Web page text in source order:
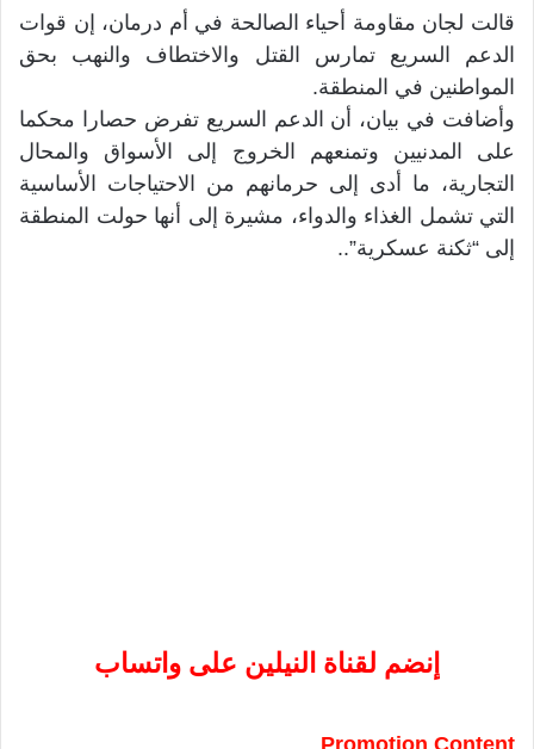
قالت لجان مقاومة أحياء الصالحة في أم درمان، إن قوات
الدعم السريع تمارس القتل والاختطاف والنهب بحق
المواطنين في المنطقة.
وأضافت في بيان، أن الدعم السريع تفرض حصارا محكما
على المدنيين وتمنعهم الخروج إلى الأسواق والمحال
التجارية، ما أدى إلى حرمانهم من الاحتياجات الأساسية
التي تشمل الغذاء والدواء، مشيرة إلى أنها حولت المنطقة
إلى “ثكنة عسكرية”..
إنضم لقناة النيلين على واتساب
Promotion Content